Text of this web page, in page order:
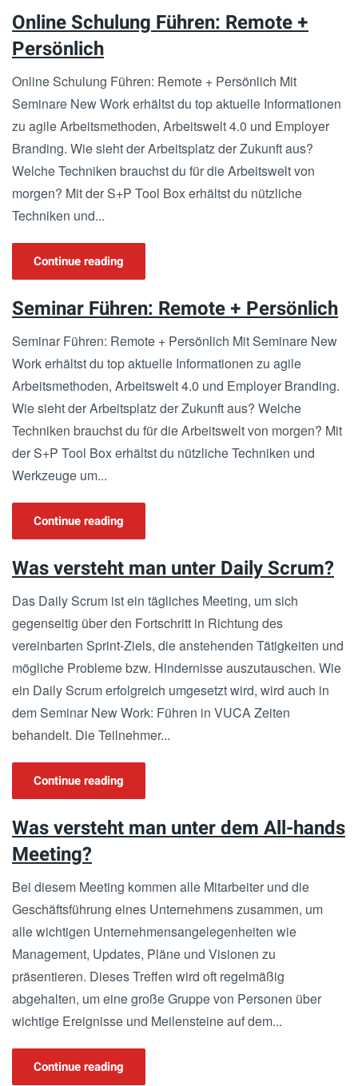
Online Schulung Führen: Remote +
Persönlich
Online Schulung Führen: Remote + Persönlich Mit
Seminare New Work erhältst du top aktuelle Informationen
zu agile Arbeitsmethoden, Arbeitswelt 4.0 und Employer
Branding. Wie sieht der Arbeitsplatz der Zukunft aus?
Welche Techniken brauchst du für die Arbeitswelt von
morgen? Mit der S+P Tool Box erhältst du nützliche
Techniken und...
Continue reading
Seminar Führen: Remote + Persönlich
Seminar Führen: Remote + Persönlich Mit Seminare New
Work erhältst du top aktuelle Informationen zu agile
Arbeitsmethoden, Arbeitswelt 4.0 und Employer Branding.
Wie sieht der Arbeitsplatz der Zukunft aus? Welche
Techniken brauchst du für die Arbeitswelt von morgen? Mit
der S+P Tool Box erhältst du nützliche Techniken und
Werkzeuge um...
Continue reading
Was versteht man unter Daily Scrum?
Das Daily Scrum ist ein tägliches Meeting, um sich
gegenseitig über den Fortschritt in Richtung des
vereinbarten Sprint-Ziels, die anstehenden Tätigkeiten und
mögliche Probleme bzw. Hindernisse auszutauschen. Wie
ein Daily Scrum erfolgreich umgesetzt wird, wird auch in
dem Seminar New Work: Führen in VUCA Zeiten
behandelt. Die Teilnehmer...
Continue reading
Was versteht man unter dem All-hands
Meeting?
Bei diesem Meeting kommen alle Mitarbeiter und die
Geschäftsführung eines Unternehmens zusammen, um
alle wichtigen Unternehmensangelegenheiten wie
Management, Updates, Pläne und Visionen zu
präsentieren. Dieses Treffen wird oft regelmäßig
abgehalten, um eine große Gruppe von Personen über
wichtige Ereignisse und Meilensteine auf dem...
Continue reading